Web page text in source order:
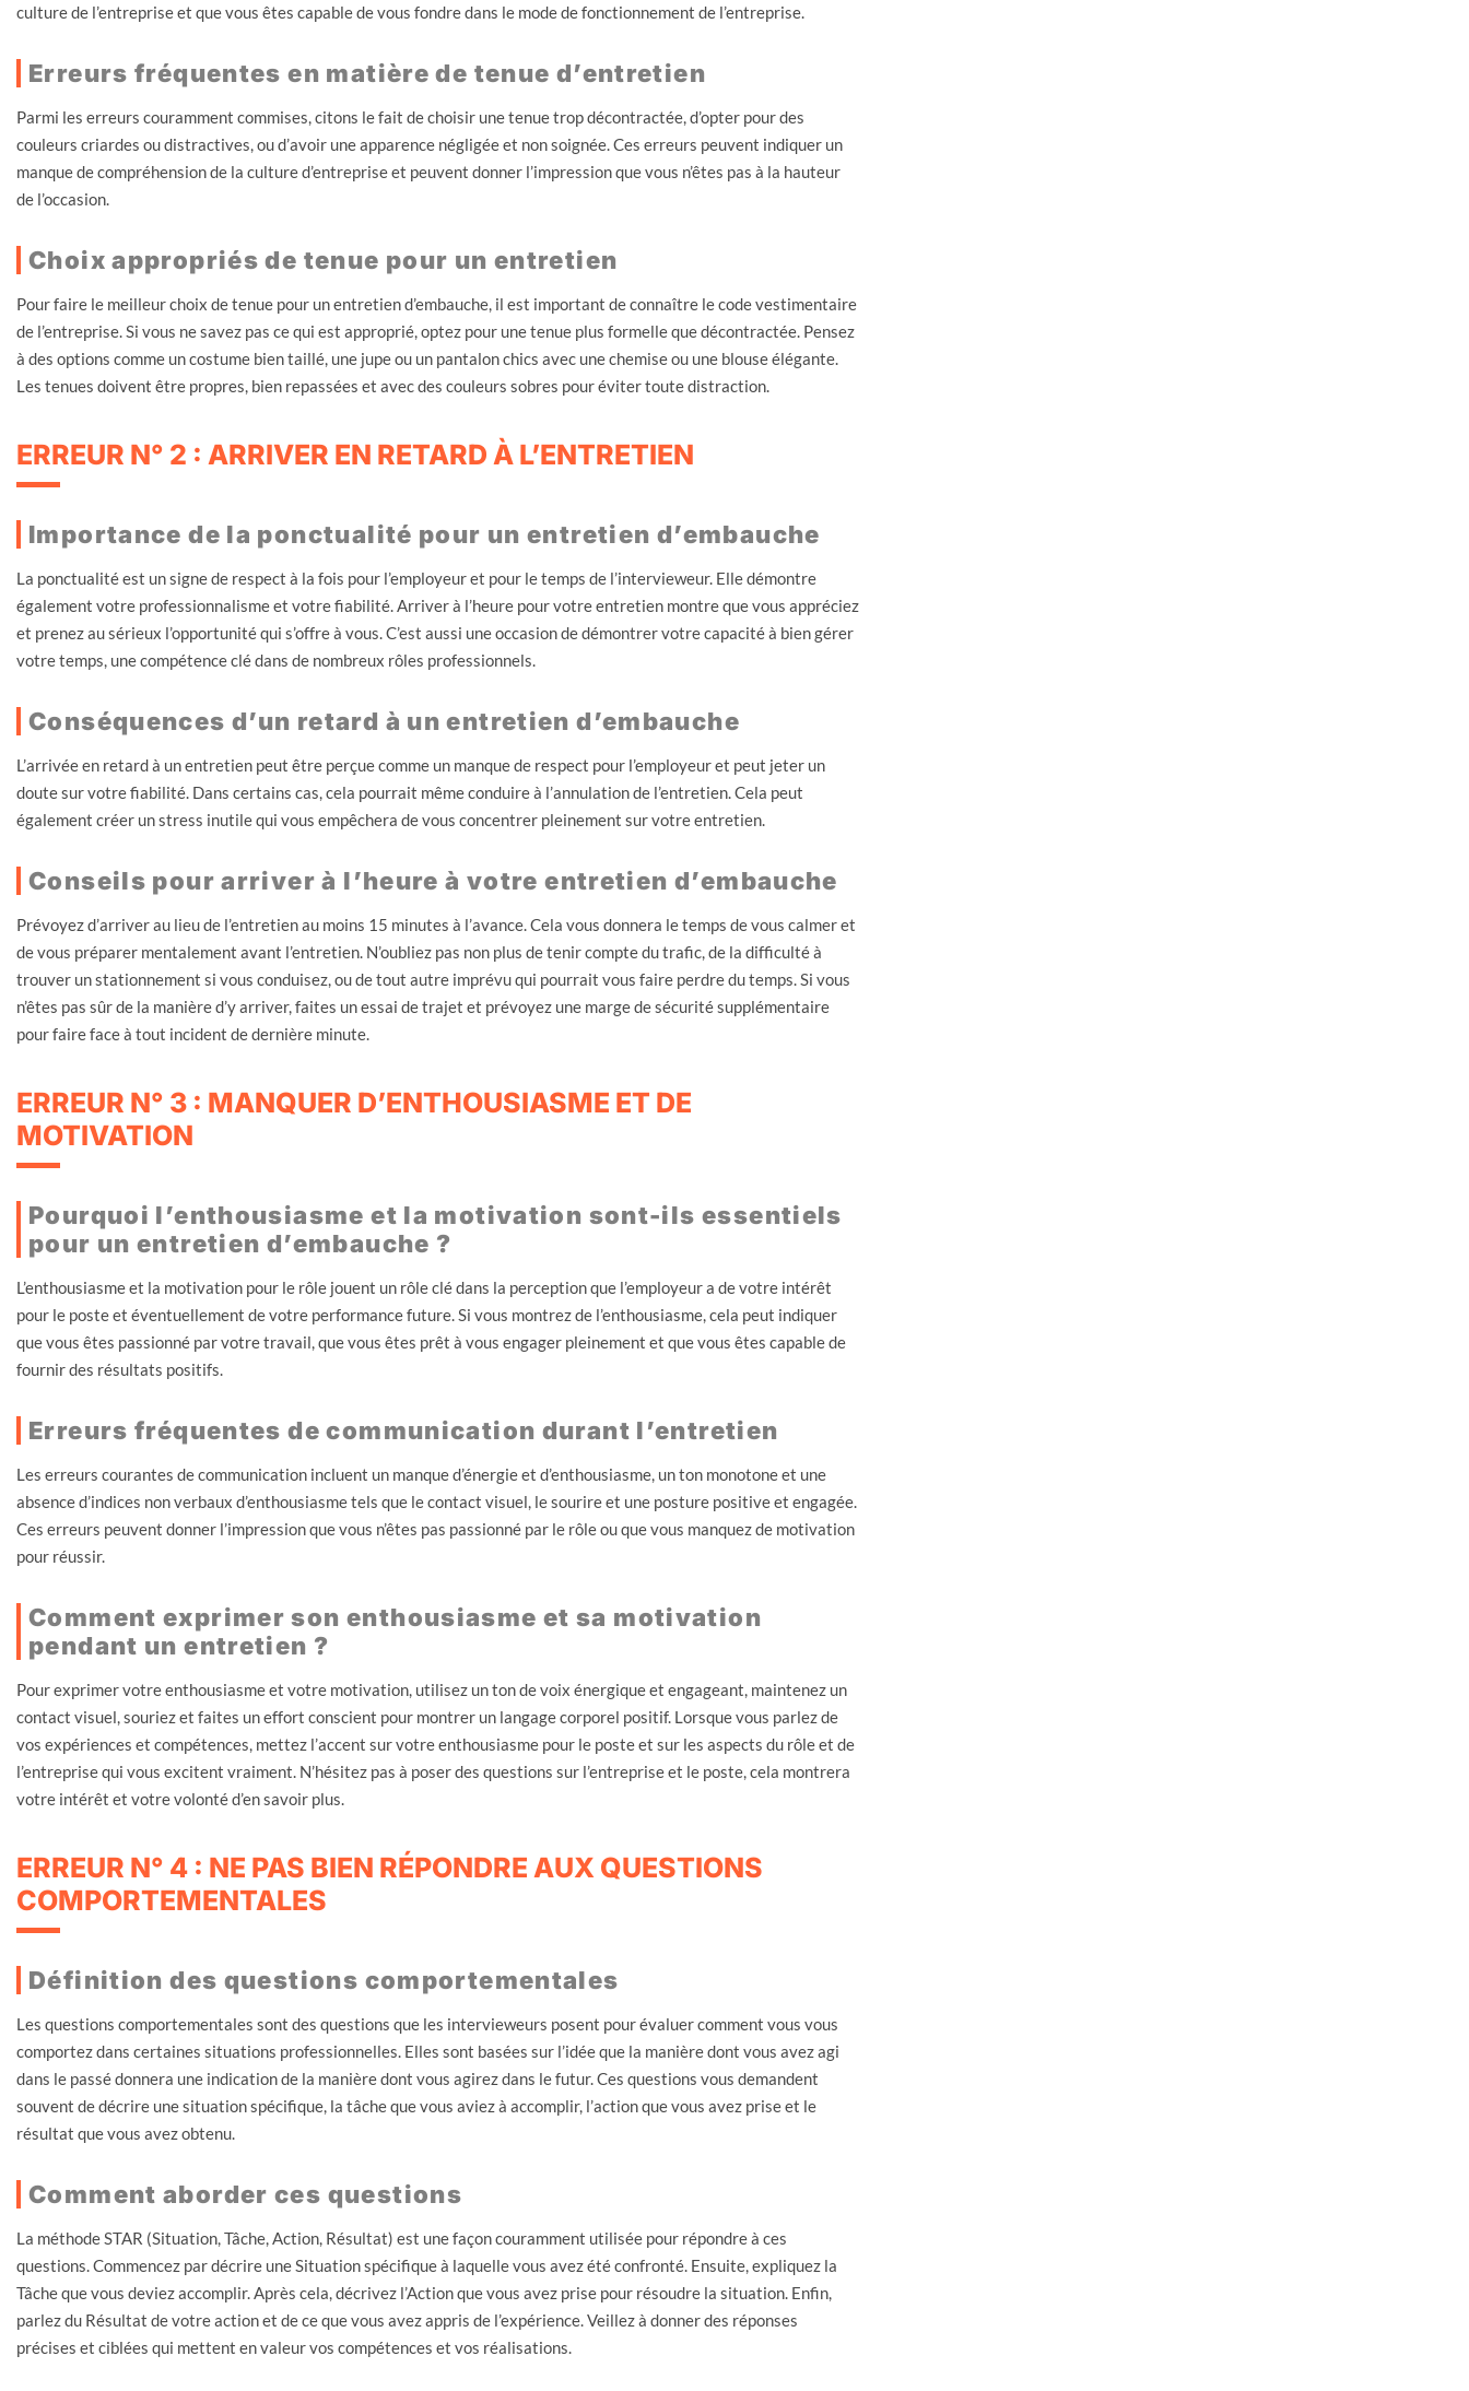
culture de l’entreprise et que vous êtes capable de vous fondre dans le mode de fonctionnement de l’entreprise.
Erreurs fréquentes en matière de tenue d’entretien
Parmi les erreurs couramment commises, citons le fait de choisir une tenue trop décontractée, d’opter pour des
couleurs criardes ou distractives, ou d’avoir une apparence négligée et non soignée. Ces erreurs peuvent indiquer un
manque de compréhension de la culture d’entreprise et peuvent donner l’impression que vous n’êtes pas à la hauteur
de l’occasion.
Choix appropriés de tenue pour un entretien
Pour faire le meilleur choix de tenue pour un entretien d’embauche, il est important de connaître le code vestimentaire
de l’entreprise. Si vous ne savez pas ce qui est approprié, optez pour une tenue plus formelle que décontractée. Pensez
à des options comme un costume bien taillé, une jupe ou un pantalon chics avec une chemise ou une blouse élégante.
Les tenues doivent être propres, bien repassées et avec des couleurs sobres pour éviter toute distraction.
ERREUR N° 2 : ARRIVER EN RETARD À L’ENTRETIEN
Importance de la ponctualité pour un entretien d’embauche
La ponctualité est un signe de respect à la fois pour l’employeur et pour le temps de l’intervieweur. Elle démontre
également votre professionnalisme et votre fiabilité. Arriver à l’heure pour votre entretien montre que vous appréciez
et prenez au sérieux l’opportunité qui s’offre à vous. C’est aussi une occasion de démontrer votre capacité à bien gérer
votre temps, une compétence clé dans de nombreux rôles professionnels.
Conséquences d’un retard à un entretien d’embauche
L’arrivée en retard à un entretien peut être perçue comme un manque de respect pour l’employeur et peut jeter un
doute sur votre fiabilité. Dans certains cas, cela pourrait même conduire à l’annulation de l’entretien. Cela peut
également créer un stress inutile qui vous empêchera de vous concentrer pleinement sur votre entretien.
Conseils pour arriver à l’heure à votre entretien d’embauche
Prévoyez d’arriver au lieu de l’entretien au moins 15 minutes à l’avance. Cela vous donnera le temps de vous calmer et
de vous préparer mentalement avant l’entretien. N’oubliez pas non plus de tenir compte du trafic, de la difficulté à
trouver un stationnement si vous conduisez, ou de tout autre imprévu qui pourrait vous faire perdre du temps. Si vous
n’êtes pas sûr de la manière d’y arriver, faites un essai de trajet et prévoyez une marge de sécurité supplémentaire
pour faire face à tout incident de dernière minute.
ERREUR N° 3 : MANQUER D’ENTHOUSIASME ET DE
MOTIVATION
Pourquoi l’enthousiasme et la motivation sont-ils essentiels
pour un entretien d’embauche ?
L’enthousiasme et la motivation pour le rôle jouent un rôle clé dans la perception que l’employeur a de votre intérêt
pour le poste et éventuellement de votre performance future. Si vous montrez de l’enthousiasme, cela peut indiquer
que vous êtes passionné par votre travail, que vous êtes prêt à vous engager pleinement et que vous êtes capable de
fournir des résultats positifs.
Erreurs fréquentes de communication durant l’entretien
Les erreurs courantes de communication incluent un manque d’énergie et d’enthousiasme, un ton monotone et une
absence d’indices non verbaux d’enthousiasme tels que le contact visuel, le sourire et une posture positive et engagée.
Ces erreurs peuvent donner l’impression que vous n’êtes pas passionné par le rôle ou que vous manquez de motivation
pour réussir.
Comment exprimer son enthousiasme et sa motivation
pendant un entretien ?
Pour exprimer votre enthousiasme et votre motivation, utilisez un ton de voix énergique et engageant, maintenez un
contact visuel, souriez et faites un effort conscient pour montrer un langage corporel positif. Lorsque vous parlez de
vos expériences et compétences, mettez l’accent sur votre enthousiasme pour le poste et sur les aspects du rôle et de
l’entreprise qui vous excitent vraiment. N’hésitez pas à poser des questions sur l’entreprise et le poste, cela montrera
votre intérêt et votre volonté d’en savoir plus.
ERREUR N° 4 : NE PAS BIEN RÉPONDRE AUX QUESTIONS
COMPORTEMENTALES
Définition des questions comportementales
Les questions comportementales sont des questions que les intervieweurs posent pour évaluer comment vous vous
comportez dans certaines situations professionnelles. Elles sont basées sur l’idée que la manière dont vous avez agi
dans le passé donnera une indication de la manière dont vous agirez dans le futur. Ces questions vous demandent
souvent de décrire une situation spécifique, la tâche que vous aviez à accomplir, l’action que vous avez prise et le
résultat que vous avez obtenu.
Comment aborder ces questions
La méthode STAR (Situation, Tâche, Action, Résultat) est une façon couramment utilisée pour répondre à ces
questions. Commencez par décrire une Situation spécifique à laquelle vous avez été confronté. Ensuite, expliquez la
Tâche que vous deviez accomplir. Après cela, décrivez l’Action que vous avez prise pour résoudre la situation. Enfin,
parlez du Résultat de votre action et de ce que vous avez appris de l’expérience. Veillez à donner des réponses
précises et ciblées qui mettent en valeur vos compétences et vos réalisations.